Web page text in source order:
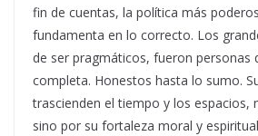
fin de cuentas, la política más
fundamenta en lo correcto. Los
de ser pragmáticos, fueron personas
completa. Honestos hasta lo sumo.
trascienden el tiempo y los espacios,
sino por su fortaleza moral y